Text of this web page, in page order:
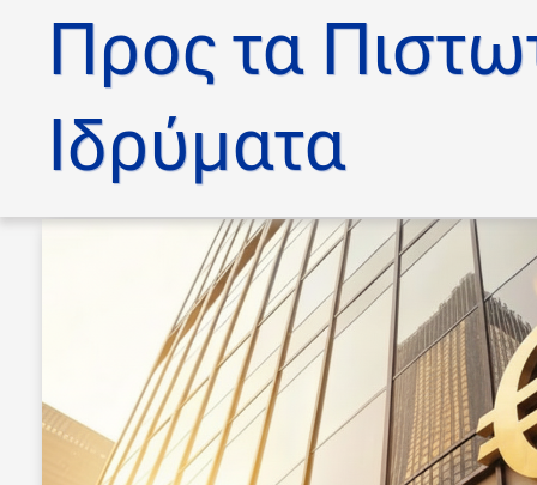
Προς τα
Ιδρύματα